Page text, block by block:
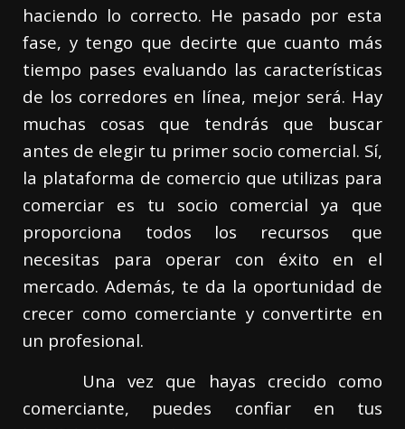
haciendo lo correcto. He pasado por esta
fase, y tengo que decirte que cuanto más
tiempo pases evaluando las características
de los corredores en línea, mejor será. Hay
muchas cosas que tendrás que buscar
antes de elegir tu primer socio comercial. Sí,
la plataforma de comercio que utilizas para
comerciar es tu socio comercial ya que
proporciona todos los recursos que
necesitas para operar con éxito en el
mercado. Además, te da la oportunidad de
crecer como comerciante y convertirte en
un profesional.
Una vez que hayas crecido como
comerciante, puedes confiar en tus